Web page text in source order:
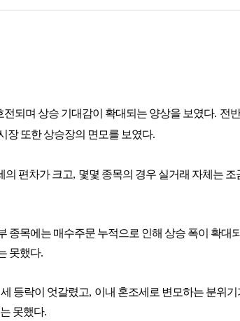
전되며 상승 기대감이 확대되는 양상을 보였다. 전
장 또한 상승장의 면모를 보였다.
의 편차가 크고, 몇몇 종목의 경우 실거래 자체는 조
종목에는 매수주문 누적으로 인해 상승 폭이 확대
못했다.
등락이 엇갈렸고, 이내 혼조세로 변모하는 분위
못했다.